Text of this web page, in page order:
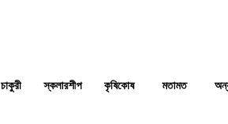
চাকুরী স্কলারশীপ কৃষিকোষ মতামত